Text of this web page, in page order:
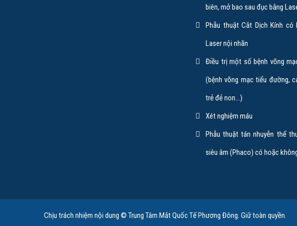
BS.CKII VÕ NGUYÊN
Chuyên Gia Cố Vấn Cao
Nguyên Phó Trưởng Khoa Khám
Thảo có hơn 25 năm…
←prev 1 2 next→
biên, mở bao sau đục bằng
Phẫu thuật Cắt Dịch Kính có
Laser nội nhãn
Điều trị một số bệnh võng
(bệnh võng mạc tiểu đường,
trẻ đẻ non…)
Xét nghiệm máu
Phẫu thuật tán nhuyễn thể
siêu âm (Phaco) có hoặc
Chịu trách nhiệm nội dung © Trung Tâm Mắt Quốc Tế Phương Đông. Giữ toàn quyền.